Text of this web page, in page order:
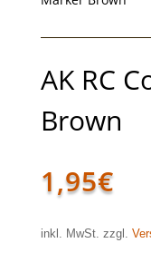
AK RC
Brown
1,95€
inkl. MwSt. zzgl.